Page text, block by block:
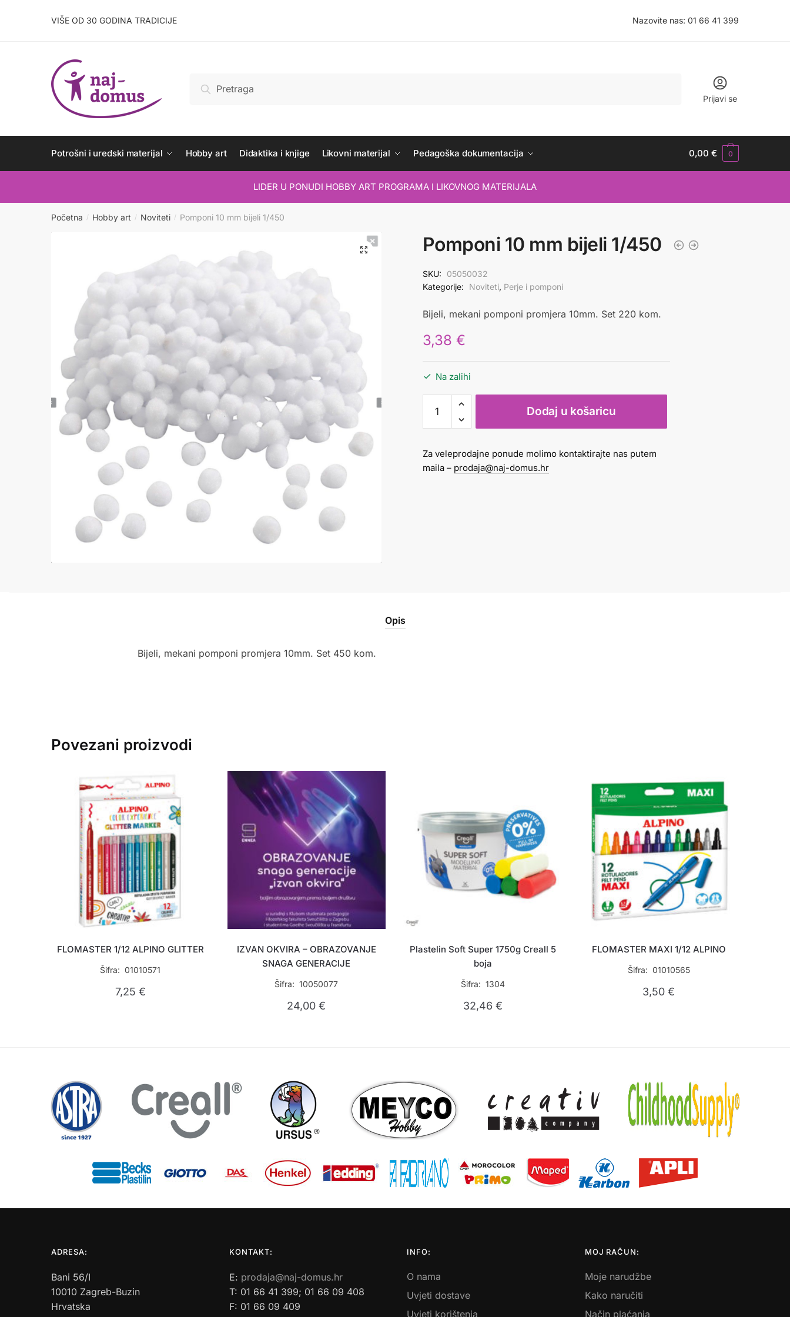
VIŠE OD 30 GODINA TRADICIJE Nazovite nas: 01 66 41 399
Pretraži
Prijavi se
Potrošni i uredski materijal Hobby art Didaktika i knjige Likovni materijal Pedagoška dokumentacija 0,00€ 0
LIDER U PONUDI HOBBY ART PROGRAMA I LIKOVNOG MATERIJALA
Početna / Hobby art / Noviteti / Pomponi 10 mm bijeli 1/450
Pomponi 10 mm bijeli 1/450
SKU:
05050032
Kategorije:
Noviteti, Perje i pomponi
Bijeli, mekani pomponi promjera 10mm. Set 220 kom.
3,38 €
Na zalihi
Pomponi
mm
1/450
količina
Dodaj u košaricu
Za veleprodajne ponude molimo kontaktirajte nas putem
maila – prodaja@naj-domus.hr
Opis
Bijeli, mekani pomponi promjera 10mm. Set 450 kom.
Povezani proizvodi
FLOMASTER 1/12 ALPINO GLITTER
Šifra: 01010571
7,25 €
IZVAN OKVIRA – OBRAZOVANJE
SNAGA GENERACIJE
Šifra: 10050077
24,00€
Plastelin Soft Super 1750g Creall 5
boja
Šifra: 1304
32,46 €
FLOMASTER MAXI 1/12 ALPINO
Šifra: 01010565
3,50€
ADRESA:
Bani 56/I
10010 Zagreb-Buzin
Hrvatska
KONTAKT:
E: prodaja@naj-domus.hr
T: 01 66 41 399; 01 66 09 408
F: 01 66 09 409
INFO:
O nama
Uvjeti dostave
Uvjeti korištenja
MOJ RAČUN:
Moje narudžbe
Kako naručiti
Način plaćanja